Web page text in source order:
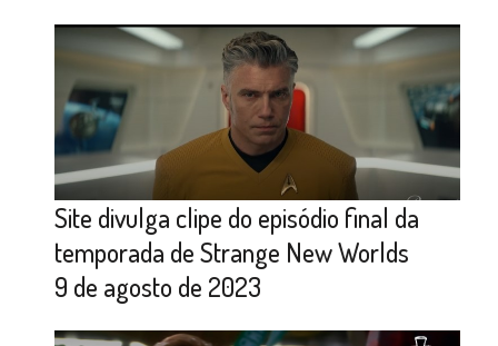
Site divulga clipe do episódio final da
temporada de Strange New Worlds
9 de agosto de 2023